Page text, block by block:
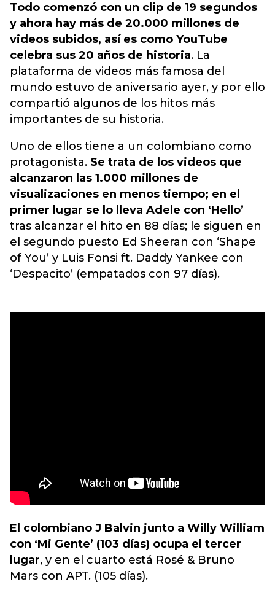
Todo comenzó con un clip de 19 segundos
y ahora hay más de 20.000 millones de
videos subidos, así es como YouTube
celebra sus 20 años de historia. La
plataforma de videos más famosa del
mundo estuvo de aniversario ayer, y por ello
compartió algunos de los hitos más
importantes de su historia.
Uno de ellos tiene a un colombiano como
protagonista. Se trata de los videos que
alcanzaron las 1.000 millones de
visualizaciones en menos tiempo; en el
primer lugar se lo lleva Adele con ‘Hello’
tras alcanzar el hito en 88 días; le siguen en
el segundo puesto Ed Sheeran con ‘Shape
of You’ y Luis Fonsi ft. Daddy Yankee con
‘Despacito’ (empatados con 97 días).
El colombiano J Balvin junto a Willy William
con ‘Mi Gente’ (103 días) ocupa el tercer
lugar, y en el cuarto está Rosé & Bruno
Mars con APT. (105 días).